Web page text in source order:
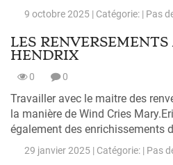
9 octobre 2025 | Catégorie: | Pas
LES
HENDRIX
0 0
Travailler avec le maitre des
la manière de Wind Cries
également des enrichissements
29 janvier 2025 | Catégorie: | Pas